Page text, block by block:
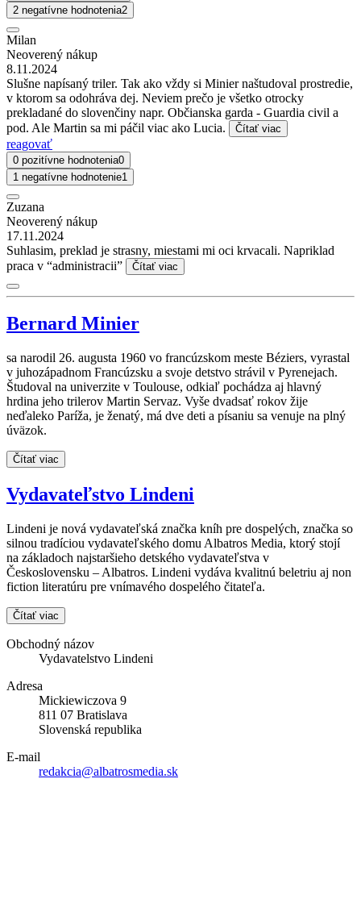
2 negatívne hodnotenia2
Milan
Neoverený nákup
8.11.2024
Slušne napísaný triler. Tak ako vždy si Minier naštudoval prostredie,
v ktorom sa odohráva dej. Neviem prečo je všetko otrocky
prekladané do slovenčiny napr. Občianska garda - Guardia civil a
pod. Ale Martin sa mi páčil viac ako Lucia.
Čítať viac
reagovať
0 pozitívne hodnotenia0
1 negatívne hodnotenie1
Zuzana
Neoverený nákup
17.11.2024
Suhlasim, preklad je strasny, miestami mi oci krvacali. Napriklad
praca v “administracii”
Čítať viac
Bernard Minier
sa narodil 26. augusta 1960 vo francúzskom meste Béziers, vyrastal
v juhozápadnom Francúzsku a svoje detstvo strávil v Pyrenejach.
Študoval na univerzite v Toulouse, odkiaľ pochádza aj hlavný
hrdina jeho trilerov Martin Servaz. Vyše dvadsať rokov žije
neďaleko Paríža, je ženatý, má dve deti a písaniu sa venuje na plný
úväzok.
Čítať viac
Vydavateľstvo Lindeni
Lindeni je nová vydavateľská značka kníh pre dospelých, značka so
silnou tradíciou vydavateľského domu Albatros Media, ktorý stojí
na základoch najstaršieho detského vydavateľstva v
Československu – Albatros. Lindeni vydáva kvalitnú beletriu aj non
fiction literatúru pre vnímavého dospelého čitateľa.
Čítať viac
Obchodný názov
Vydavatelstvo Lindeni
Adresa
Mickiewiczova 9
811 07 Bratislava
Slovenská republika
E-mail
redakcia@albatrosmedia.sk